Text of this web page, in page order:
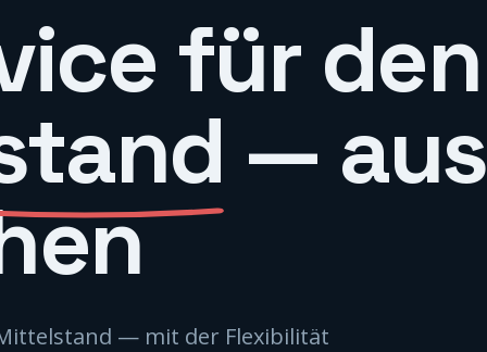
für den
— aus
— mit der Flexibilität